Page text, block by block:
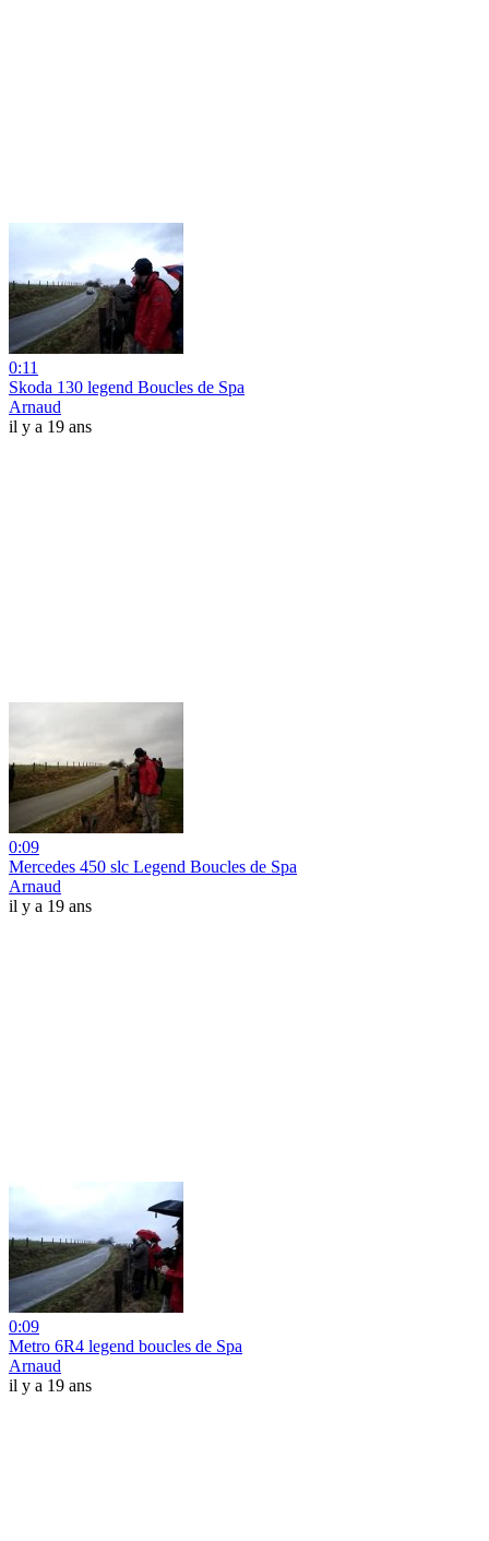
0:11
Skoda 130 legend Boucles de Spa
Arnaud
il y a 19 ans
0:09
Mercedes 450 slc Legend Boucles de Spa
Arnaud
il y a 19 ans
0:09
Metro 6R4 legend boucles de Spa
Arnaud
il y a 19 ans